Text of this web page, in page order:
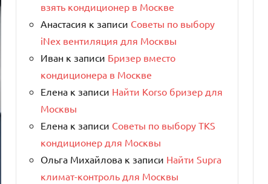
взять кондиционер в Москве
Анастасия к записи Советы по выбору
iNex вентиляция для Москвы
Иван к записи Бризер вместо
кондиционера в Москве
Елена к записи Найти Korso бризер для
Москвы
Елена к записи Советы по выбору TKS
кондиционер для Москвы
Ольга Михайлова к записи Найти Supra
климат-контроль для Москвы